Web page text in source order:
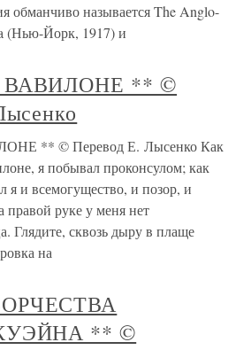
обманчиво называется The Anglo-
(Нью-Йорк, 1917) и
ВАВИЛОНЕ ** ©
** © Перевод Е. Лысенко Как
я побывал проконсулом; как
я и всемогущество, и позор, и
правой руке у меня нет
Глядите, сквозь дыру в плаще
на
** ©